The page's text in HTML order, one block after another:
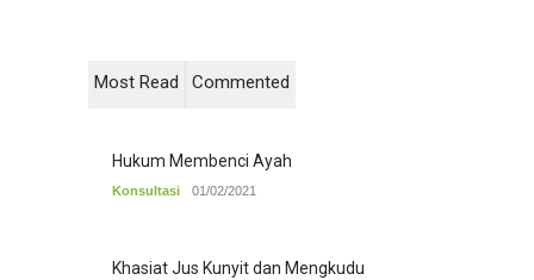
Most Read Commented
Hukum Membenci Ayah
Konsultasi 01/02/2021
Khasiat Jus Kunyit dan Mengkudu